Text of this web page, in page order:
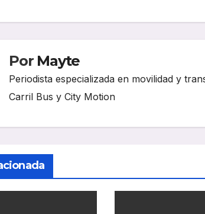
Por Mayte
Periodista especializada en movilidad y
Carril Bus y City Motion